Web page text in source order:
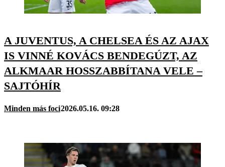
A JUVENTUS, A CHELSEA ÉS AZ AJAX
IS VINNÉ KOVÁCS BENDEGÚZT, AZ
ALKMAAR HOSSZABBÍTANA VELE –
SAJTÓHÍR
Minden más foci2026.05.16. 09:28